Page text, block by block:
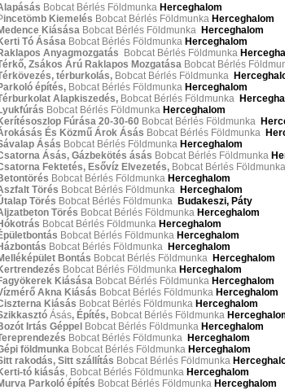
Bobcat Bérlés Földmunka Herceghalom
incetömb Kiemelés Bobcat Bérlés Földmunka Herceghalom
Kiásása Bobcat Bérlés Földmunka Herceghalom
Tó Ásása Bobcat Bérlés Földmunka Herceghalom
Anyagmozgatás Bobcat Bérlés Földmunka
Zsákos Árú Raklapos Mozgatása Bobcat Bérlés
térburkolás, Bobcat Bérlés Földmunka
építés, Bobcat Bérlés Földmunka Herceghalom
Alapkiszedés, Bobcat Bérlés Földmunka
Bobcat Bérlés Földmunka Herceghalom
Fúrása 20-30-60 Bobcat Bérlés Földmunka
És Közmű Árok Ásás Bobcat Bérlés Földmunka
Ásás Bobcat Bérlés Földmunka Herceghalom
Ásás, Gázbekötés ásás Bobcat Bérlés Földmunka
Fektetés, Esővíz Elvezetés, Bobcat Bérlés Földmunka
Bobcat Bérlés Földmunka Herceghalom
Törés Bobcat Bérlés Földmunka Herceghalom
Törés Bobcat Bérlés Földmunka Budakeszi, Páty
Törés Bobcat Bérlés Földmunka Herceghalom
Bobcat Bérlés Földmunka Herceghalom
Bobcat Bérlés Földmunka Herceghalom
Bobcat Bérlés Földmunka Herceghalom
Bontás Bobcat Bérlés Földmunka Herceghalom
Bobcat Bérlés Földmunka Herceghalom
Kiásása Bobcat Bérlés Földmunka Herceghalom
Akna Kiásás Bobcat Bérlés Földmunka Herceghalom
Kiásás Bobcat Bérlés Földmunka Herceghalom
Ásás, Építés, Bobcat Bérlés Földmunka
Irtás Géppel Bobcat Bérlés Földmunka Herceghalom
Bobcat Bérlés Földmunka Herceghalom
földmunka Bobcat Bérlés Földmunka Herceghalom
rakodás, Sitt szállítás Bobcat Bérlés Földmunka
tó kiásás , Bobcat Bérlés Földmunka Herceghalom
Parkoló építés Bobcat Bérlés Földmunka Herceghalom